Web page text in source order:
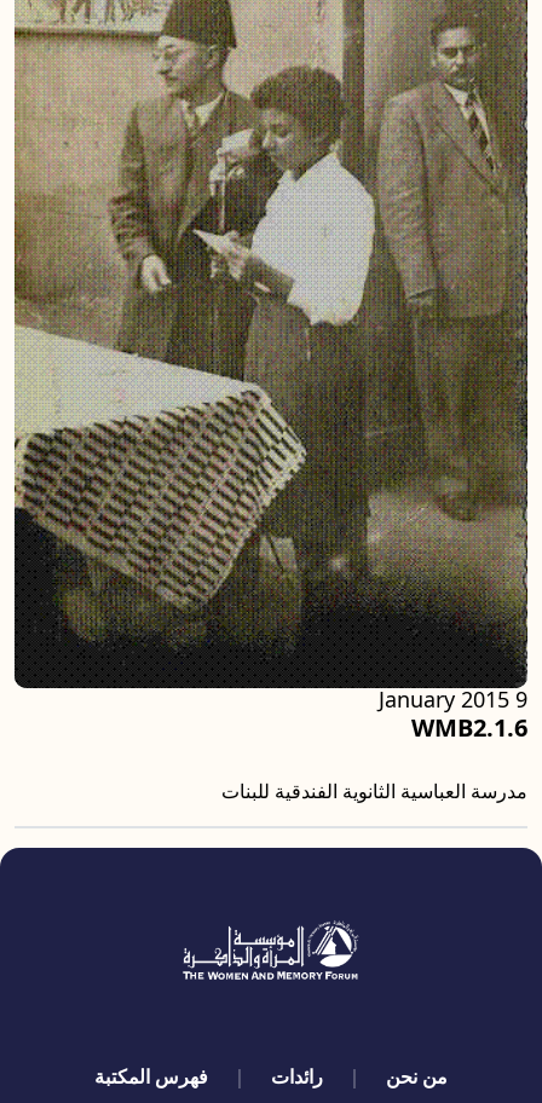
WMB2.1.6
9 January 2015
مدرسة العباسية الثانوية الفندقية للبنات
quick links
من نحن رائدات فهرس المكتبة